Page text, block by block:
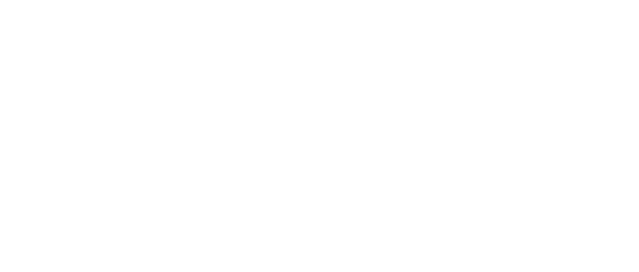
do moře cca 200 m, při vstupu do moře místy oblázky nebo kameny. Lehátka a slunečníky za poplatek.
hod.)
a zahraniční výroby